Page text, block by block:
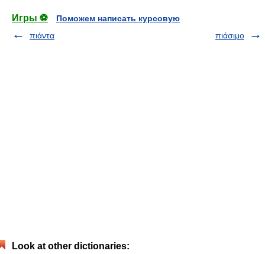
Игры ⚽
Поможем написать курсовую
πιάντα
πιάσιμο
Look at other dictionaries: